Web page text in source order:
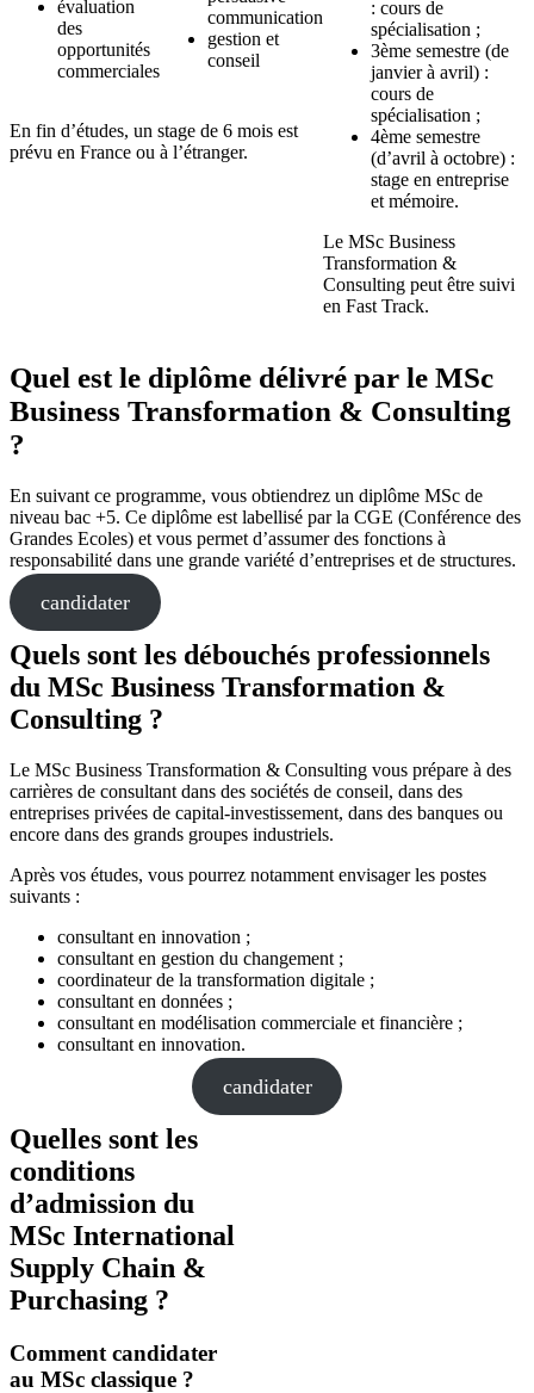
évaluation
des
opportunités
commerciales
communication
gestion et
conseil
En fin d’études, un stage de 6 mois est
prévu en France ou à l’étranger.
: cours de
spécialisation ;
3ème semestre (de
janvier à avril) :
cours de
spécialisation ;
4ème semestre
(d’avril à octobre) :
stage en entreprise
et mémoire.
Le MSc Business
Transformation &
Consulting peut être suivi
en Fast Track.
Quel est le diplôme délivré par le MSc
Business Transformation & Consulting
?
En suivant ce programme, vous obtiendrez un diplôme MSc de
niveau bac +5. Ce diplôme est labellisé par la CGE (Conférence des
Grandes Ecoles) et vous permet d’assumer des fonctions à
responsabilité dans une grande variété d’entreprises et de structures.
candidater
Quels sont les débouchés professionnels
du MSc Business Transformation &
Consulting ?
Le MSc Business Transformation & Consulting vous prépare à des
carrières de consultant dans des sociétés de conseil, dans des
entreprises privées de capital-investissement, dans des banques ou
encore dans des grands groupes industriels.
Après vos études, vous pourrez notamment envisager les postes
suivants :
consultant en innovation ;
consultant en gestion du changement ;
coordinateur de la transformation digitale ;
consultant en données ;
consultant en modélisation commerciale et financière ;
consultant en innovation.
candidater
Quelles sont les
conditions
d’admission du
MSc International
Supply Chain &
Purchasing ?
Comment candidater
au MSc classique ?